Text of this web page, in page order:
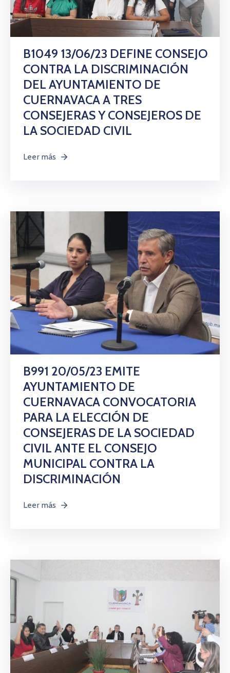
B1049 13/06/23 DEFINE CONSEJO
CONTRA LA DISCRIMINACIÓN
DEL AYUNTAMIENTO DE
CUERNAVACA A TRES
CONSEJERAS Y CONSEJEROS DE
LA SOCIEDAD CIVIL
Leer más
B991 20/05/23 EMITE
AYUNTAMIENTO DE
CUERNAVACA CONVOCATORIA
PARA LA ELECCIÓN DE
CONSEJERAS DE LA SOCIEDAD
CIVIL ANTE EL CONSEJO
MUNICIPAL CONTRA LA
DISCRIMINACIÓN
Leer más